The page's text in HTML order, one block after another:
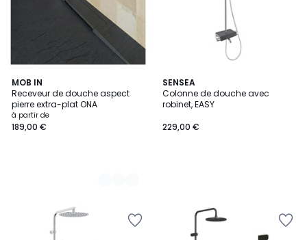
MOB IN
Receveur de douche aspect
pierre extra-plat ONA
à partir de
189,00 €
4
Couleurs
SENSEA
Colonne de douche avec
robinet, EASY
229,00 €